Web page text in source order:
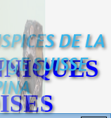
DE LA
SUISSE